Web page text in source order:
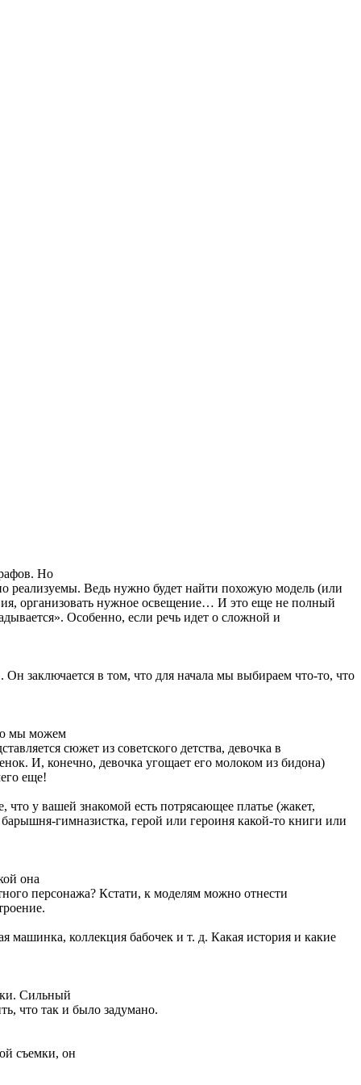
Но
реализуемы. Ведь нужно будет найти похожую модель (или
организовать нужное освещение… И это еще не полный
Особенно, если речь идет о сложной и
заключается в том, что для начала мы выбираем что-то, что
мы можем
сюжет из советского детства, девочка в
И, конечно, девочка угощает его молоком из бидона)
еще!
у вашей знакомой есть потрясающее платье (жакет,
гимназистка, герой или героиня какой-то книги или
она
персонажа? Кстати, к моделям можно отнести
машинка, коллекция бабочек и т. д. Какая история и какие
Сильный
что так и было задумано.
съемки, он